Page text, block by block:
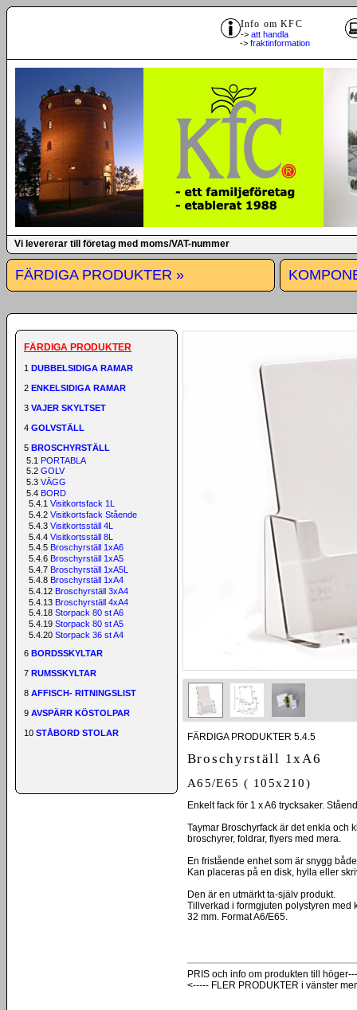
Info om KFC
-> att handla
-> fraktinformation
Vi levererar till företag med moms/VAT-nummer
FÄRDIGA PRODUKTER »
FÄRDIGA PRODUKTER
1 DUBBELSIDIGA RAMAR
2 ENKELSIDIGA RAMAR
3 VAJER SKYLTSET
4 GOLVSTÄLL
5 BROSCHYRSTÄLL
5.1 PORTABLA
5.2 GOLV
5.3 VÄGG
5.4 BORD
5.4.1 Visitkortsfack 1L
5.4.2 Visitkortsfack Stående
5.4.3 Visitkortsställ 4L
5.4.4 Visitkortsställ 8L
5.4.5 Broschyrställ 1xA6
5.4.6 Broschyrställ 1xA5
5.4.7 Broschyrställ 1xA5L
5.4.8 Broschyrställ 1xA4
5.4.12 Broschyrställ 3xA4
5.4.13 Broschyrställ 4xA4
5.4.18 Storpack 80 st A6
5.4.19 Storpack 80 st A5
5.4.20 Storpack 36 st A4
6 BORDSSKYLTAR
7 RUMSSKYLTAR
8 AFFISCH- RITNINGSLIST
9 AVSPÄRR KÖSTOLPAR
10 STÅBORD STOLAR FÄRDIGA PRODUKTER 5.4.5
Broschyrställ 1xA6
A65/E65 ( 105x210)
Enkelt fack för 1 x A6 trycksaker.
Taymar Broschyrfack är det enkla och
broschyrer, foldrar, flyers med mera.
En fristående enhet som är snygg
Kan placeras på en disk, hylla eller
Den är en utmärkt ta-själv produkt.
Tillverkad i formgjuten polystyren med
32 mm. Format A6/E65.
PRIS och info om produkten till
<----- FLER PRODUKTER i vänster